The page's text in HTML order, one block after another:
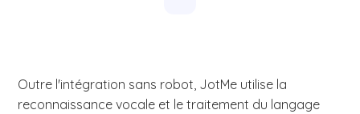
Outre l'intégration sans robot, JotMe utilise la
reconnaissance vocale et le traitement du langage